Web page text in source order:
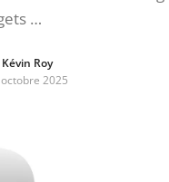
…
Kévin Roy
2025